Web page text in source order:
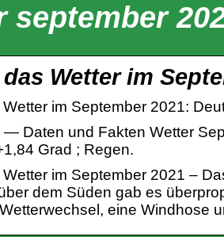
september
Wetter im
im September 2021:
Daten und Fakten Wetter
Grad ; Regen.
im September 2021 –
dem Süden gab es
eine Windhose